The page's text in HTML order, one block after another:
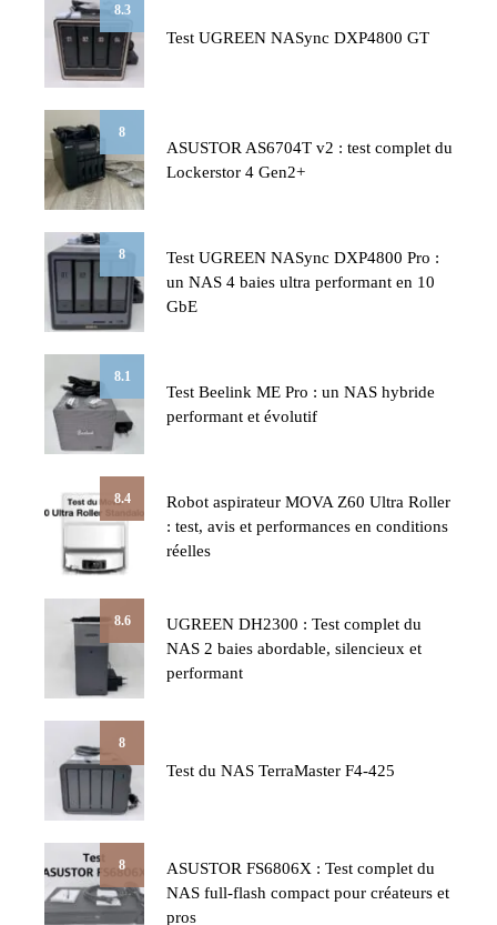
8.3
Test UGREEN NASync DXP4800 GT
8
ASUSTOR AS6704T v2 : test complet du
Lockerstor 4 Gen2+
8
Test UGREEN NASync DXP4800 Pro :
un NAS 4 baies ultra performant en 10
GbE
8.1
Test Beelink ME Pro : un NAS hybride
performant et évolutif
8.4
Robot aspirateur MOVA Z60 Ultra Roller
: test, avis et performances en conditions
réelles
8.6
UGREEN DH2300 : Test complet du
NAS 2 baies abordable, silencieux et
performant
8
Test du NAS TerraMaster F4-425
8
ASUSTOR FS6806X : Test complet du
NAS full-flash compact pour créateurs et
pros